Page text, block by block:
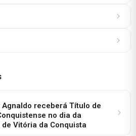
Agnaldo receberá Título de
no dia da
Vitória da Conquista